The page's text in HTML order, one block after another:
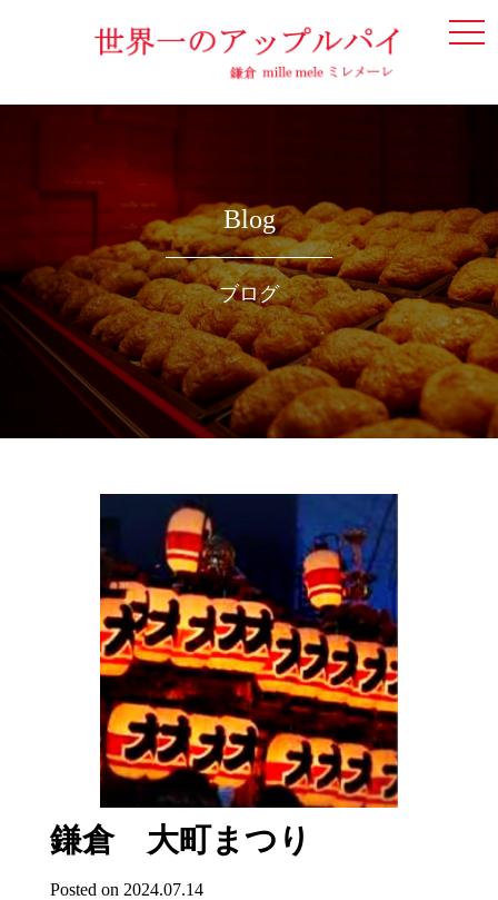
Blog
ブログ
鎌倉 大町まつり
Posted on 2024.07.14